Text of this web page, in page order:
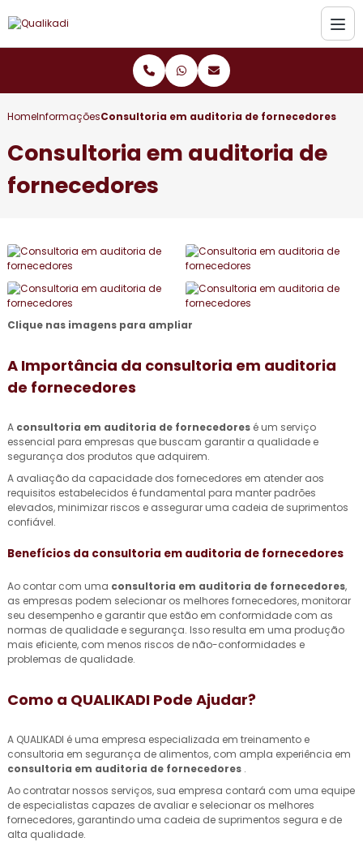
HomeInformaçõesConsultoria em auditoria de fornecedores
Consultoria em auditoria de
fornecedores
Clique nas imagens para ampliar
A Importância da consultoria em auditoria
de fornecedores
A consultoria em auditoria de fornecedores é um serviço
essencial para empresas que buscam garantir a qualidade e
segurança dos produtos que adquirem.
A avaliação da capacidade dos fornecedores em atender aos
requisitos estabelecidos é fundamental para manter padrões
elevados, minimizar riscos e assegurar uma cadeia de suprimentos
confiável.
Benefícios da consultoria em auditoria de fornecedores
Ao contar com uma consultoria em auditoria de fornecedores,
as empresas podem selecionar os melhores fornecedores, monitorar
seu desempenho e garantir que estão em conformidade com as
normas de qualidade e segurança. Isso resulta em uma produção
mais eficiente, com menos riscos de não-conformidades e
problemas de qualidade.
Como a QUALIKADI Pode Ajudar?
A QUALIKADI é uma empresa especializada em treinamento e
consultoria em segurança de alimentos, com ampla experiência em
consultoria em auditoria de fornecedores .
Ao contratar nossos serviços, sua empresa contará com uma equipe
de especialistas capazes de avaliar e selecionar os melhores
fornecedores, garantindo uma cadeia de suprimentos segura e de
alta qualidade.